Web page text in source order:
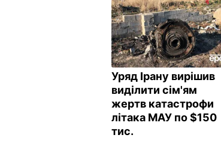
Уряд Ірану вирішив
виділити сім'ям
жертв катастрофи
літака МАУ по $150
тис.